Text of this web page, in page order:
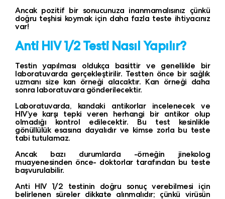
Ancak pozitif bir sonucunuza inanmamalısınız çünkü
doğru teşhisi koymak için daha fazla teste ihtiyacınız
var!
Anti HIV 1/2 Testi Nasıl Yapılır?
Testin yapılması oldukça basittir ve genellikle bir
laboratuvarda gerçekleştirilir. Testten önce bir sağlık
uzmanı size kan örneği alacaktır. Kan örneği daha
sonra laboratuvara gönderilecektir.
Laboratuvarda, kandaki antikorlar incelenecek ve
HIV’ye karşı tepki veren herhangi bir antikor olup
olmadığı kontrol edilecektir. Bu test kesinlikle
gönüllülük esasına dayalıdır ve kimse zorla bu teste
tabi tutulamaz.
Ancak bazı durumlarda -örneğin jinekolog
muayenesinden önce- doktorlar tarafından bu teste
başvurulabilir.
Anti HIV 1/2 testinin doğru sonuç verebilmesi için
belirlenen süreler dikkate alınmalıdır; çünkü virüsün